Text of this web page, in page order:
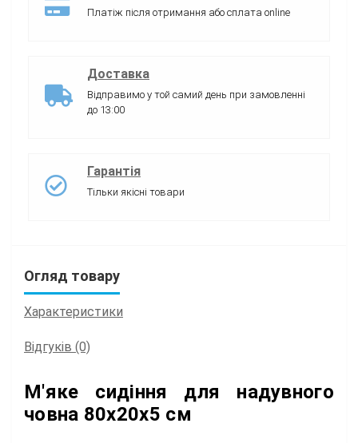
Платіж після отримання або сплата online
Доставка
Відправимо у той самий день при замовленні
до 13:00
Гарантія
Тільки якісні товари
Огляд товару
Характеристики
Відгуків (0)
М'яке сидіння для надувного
човна 80х20х5 см